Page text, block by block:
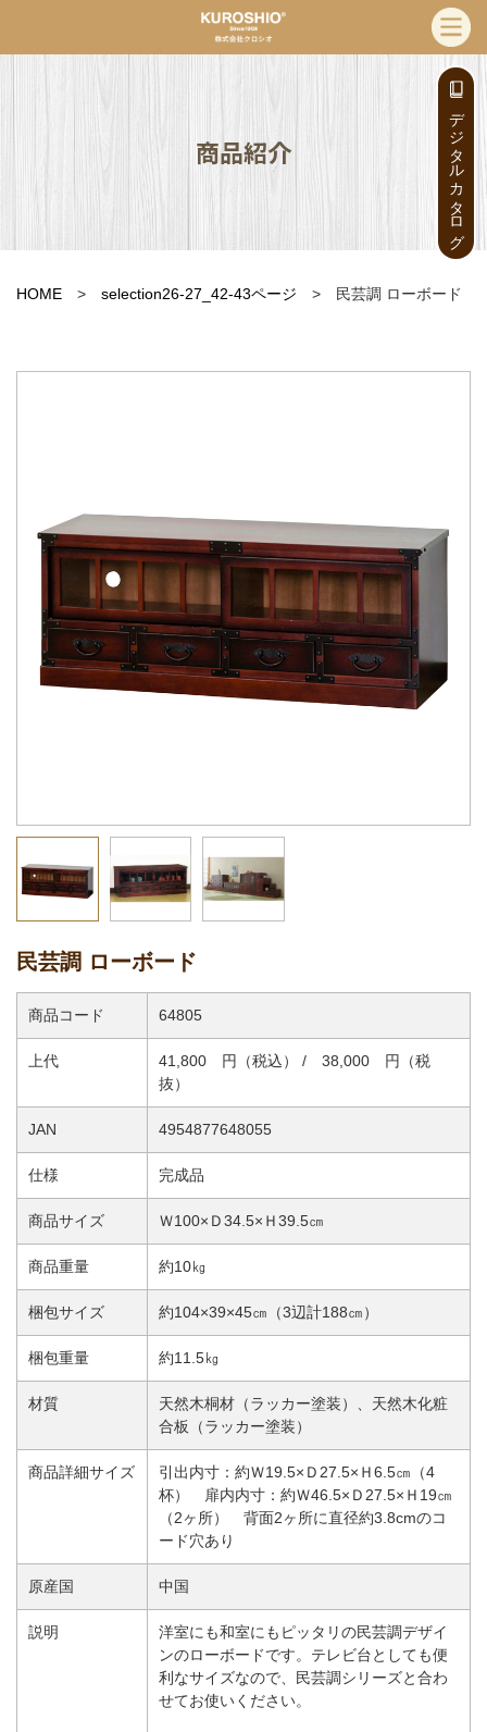
デジタルカタログ
商品紹介
HOME > selection26-27_42-43ページ > 民芸調 ローボード
民芸調 ローボード
商品コード 64805
上代
41,800 円（税込） / 38,000 円（税
抜）
JAN 4954877648055
仕様 完成品
商品サイズ Ｗ100×Ｄ34.5×Ｈ39.5㎝
商品重量 約10㎏
梱包サイズ 約104×39×45㎝（3辺計188㎝）
梱包重量 約11.5㎏
材質
天然木桐材（ラッカー塗装）、天然木化粧
合板（ラッカー塗装）
商品詳細サイズ
引出内寸：約Ｗ19.5×Ｄ27.5×Ｈ6.5㎝（4
杯） 扉内内寸：約Ｗ46.5×Ｄ27.5×Ｈ19㎝
（2ヶ所） 背面2ヶ所に直径約3.8cmのコ
ード穴あり
原産国 中国
説明
洋室にも和室にもピッタリの民芸調デザイ
ンのローボードです。テレビ台としても便
利なサイズなので、民芸調シリーズと合わ
せてお使いください。